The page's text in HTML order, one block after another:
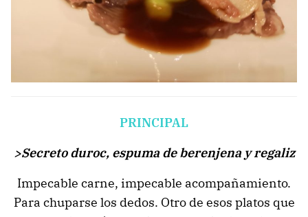
PRINCIPAL
>Secreto duroc, espuma de berenjena y regaliz
Impecable carne, impecable acompañamiento.
Para chuparse los dedos. Otro de esos platos que